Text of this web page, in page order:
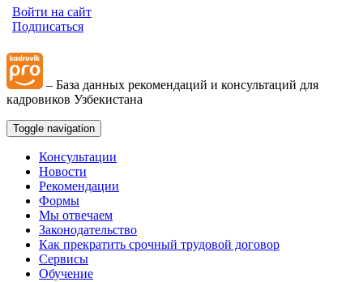
Войти на сайт
Подписаться
– База данных рекомендаций и консультаций для
кадровиков Узбекистана
Toggle navigation
Консультации
Новости
Рекомендации
Формы
Мы отвечаем
Законодательство
Как прекратить срочный трудовой договор
Сервисы
Обучение